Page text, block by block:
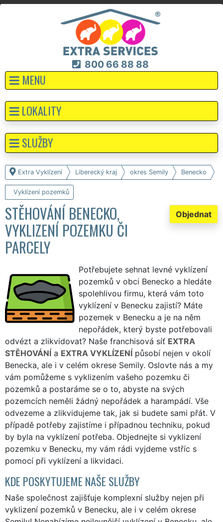
800 66 88 88
MENU
Extra Vyklízení Liberecký kraj okres Semily Benecko
Vyklízení pozemků
Objednat
STĚHOVÁNÍ BENECKO,
VYKLIZENÍ POZEMKU ČI
PARCELY
Potřebujete sehnat levné vyklízení
pozemků v obci Benecko a hledáte
spolehlivou firmu, která vám toto
vyklízení v Benecku zajistí? Máte
pozemek v Benecku a je na něm
nepořádek, který byste potřebovali
odvézt a zlikvidovat? Naše franchisová síť EXTRA
STĚHOVÁNÍ a EXTRA VYKLÍZENÍ působí nejen v okolí
Benecka, ale i v celém okrese Semily. Oslovte nás a my
vám pomůžeme s vyklizením vašeho pozemku či
pozemků a postaráme se o to, abyste na svých
pozemcích neměli žádný nepořádek a harampádí. Vše
odvezeme a zlikvidujeme tak, jak si budete sami přát. V
případě potřeby zajistíme i případnou techniku, pokud
by byla na vyklízení potřeba. Objednejte si vyklizení
pozemku v Benecku, my vám rádi vyjdeme vstříc s
pomocí při vyklízení a likvidaci.
KDE POSKYTUJEME NAŠE SLUŽBY
Naše společnost zajišťuje komplexní služby nejen při
vyklizení pozemků v Benecku, ale i v celém okrese
LOKALITY
SLUŽBY